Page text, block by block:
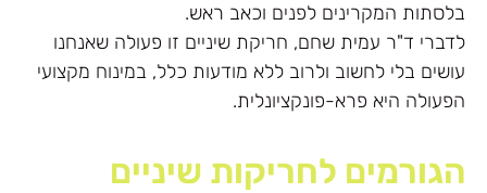
בלסתות המקרינים לפנים וכאב ראש.
לדברי ד"ר עמית שחם, חריקת שיניים זו פעולה שאנחנו
עושים בלי לחשוב ולרוב ללא מודעות כלל, במינוח מקצועי
הפעולה היא פרא-פונקציונלית.
הגורמים לחריקות שיניים